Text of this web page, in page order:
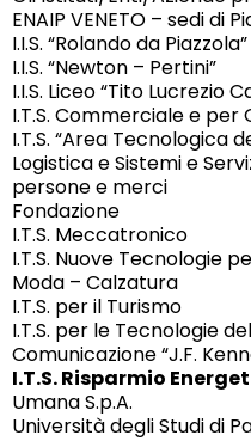
ENAIP VENETO – sedi di
I.I.S. “Rolando da Piazzola”
I.I.S. “Newton – Pertini”
I.I.S. Liceo “Tito Lucrezio
I.T.S. Commerciale e per
I.T.S. “Area Tecnologica
Logistica e Sistemi e
persone e merci
Fondazione
I.T.S. Meccatronico
I.T.S. Nuove Tecnologie
Moda – Calzatura
I.T.S. per il Turismo
I.T.S. per le Tecnologie
Comunicazione “J.F.
I.T.S. Risparmio
Umana S.p.A.
Università degli Studi di